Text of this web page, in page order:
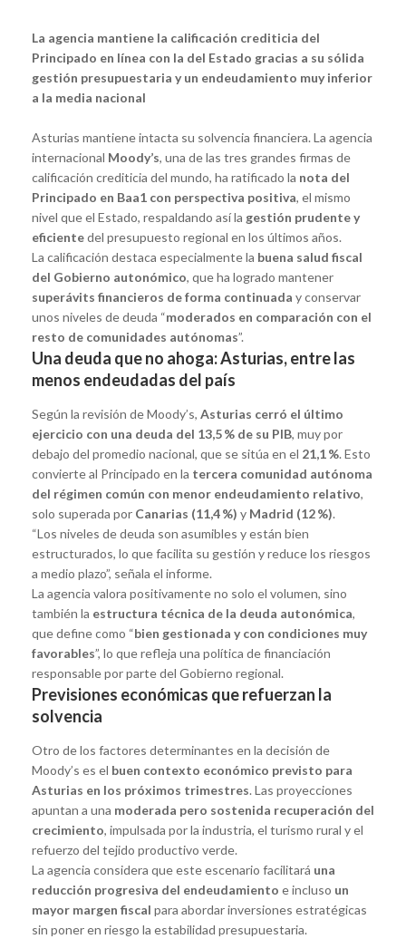
La agencia mantiene la calificación crediticia del
Principado en línea con la del Estado gracias a su sólida
gestión presupuestaria y un endeudamiento muy inferior
a la media nacional
Asturias mantiene intacta su solvencia financiera. La agencia
internacional Moody’s, una de las tres grandes firmas de
calificación crediticia del mundo, ha ratificado la nota del
Principado en Baa1 con perspectiva positiva, el mismo
nivel que el Estado, respaldando así la gestión prudente y
eficientedel presupuesto regional en los últimos años.
La calificación destaca especialmente la buena salud fiscal
del Gobierno autonómico, que ha logrado mantener
superávits financieros de forma continuada y conservar
unos niveles de deuda “moderados en comparación con el
resto de comunidades autónomas”.
Una deuda que no ahoga: Asturias, entre las
menos endeudadas del país
Según la revisión de Moody’s, Asturias cerró el último
ejercicio con una deuda del 13,5 % de su PIB, muy por
debajo del promedio nacional, que se sitúa en el 21,1 %. Esto
convierte al Principado en la tercera comunidad autónoma
del régimen común con menor endeudamiento relativo,
solo superada por Canarias (11,4 %) y Madrid (12 %).
“Los niveles de deuda son asumibles y están bien
estructurados, lo que facilita su gestión y reduce los riesgos
a medio plazo”, señala el informe.
La agencia valora positivamente no solo el volumen, sino
también la estructura técnica de la deuda autonómica,
que define como “bien gestionada y con condiciones muy
favorables”, lo que refleja una política de financiación
responsable por parte del Gobierno regional.
Previsiones económicas que refuerzan la
solvencia
Otro de los factores determinantes en la decisión de
Moody’s es el buen contexto económico previsto para
Asturias en los próximos trimestres. Las proyecciones
apuntan a una moderada pero sostenida recuperación del
crecimiento, impulsada por la industria, el turismo rural y el
refuerzo del tejido productivo verde.
La agencia considera que este escenario facilitará una
reducción progresiva del endeudamiento e incluso un
mayor margen fiscal para abordar inversiones estratégicas
sin poner en riesgo la estabilidad presupuestaria.